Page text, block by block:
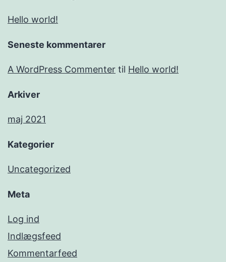
Hello world!
Seneste kommentarer
A WordPress Commenter til Hello world!
Arkiver
maj 2021
Kategorier
Uncategorized
Meta
Log ind
Indlægsfeed
Kommentarfeed